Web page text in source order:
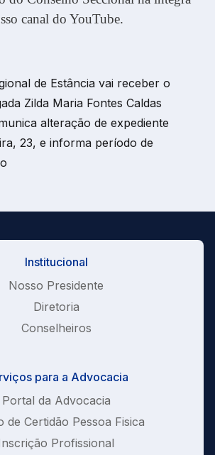
canal do YouTube.
de Estância vai receber o
Zilda Maria Fontes Caldas
alteração de expediente
23, e informa período de
Institucional
Nosso Presidente
Diretoria
Conselheiros
para a Advocacia
Portal da Advocacia
de Certidão Pessoa Fisica
Profissional